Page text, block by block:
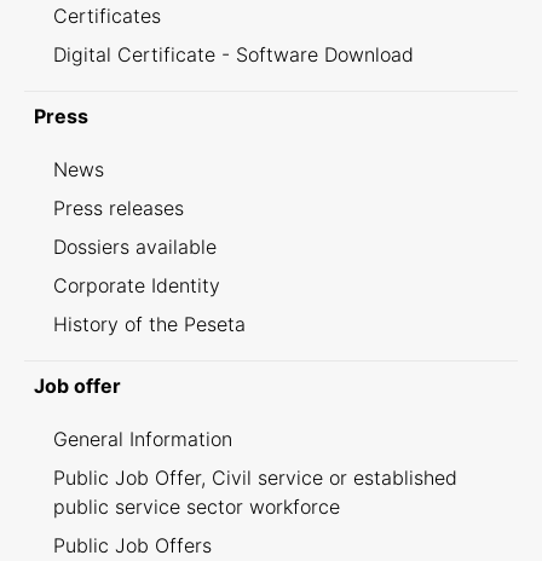
Certificates
Digital Certificate - Software Download
Press
News
Press releases
Dossiers available
Corporate Identity
History of the Peseta
Job offer
General Information
Public Job Offer, Civil service or established
public service sector workforce
Public Job Offers